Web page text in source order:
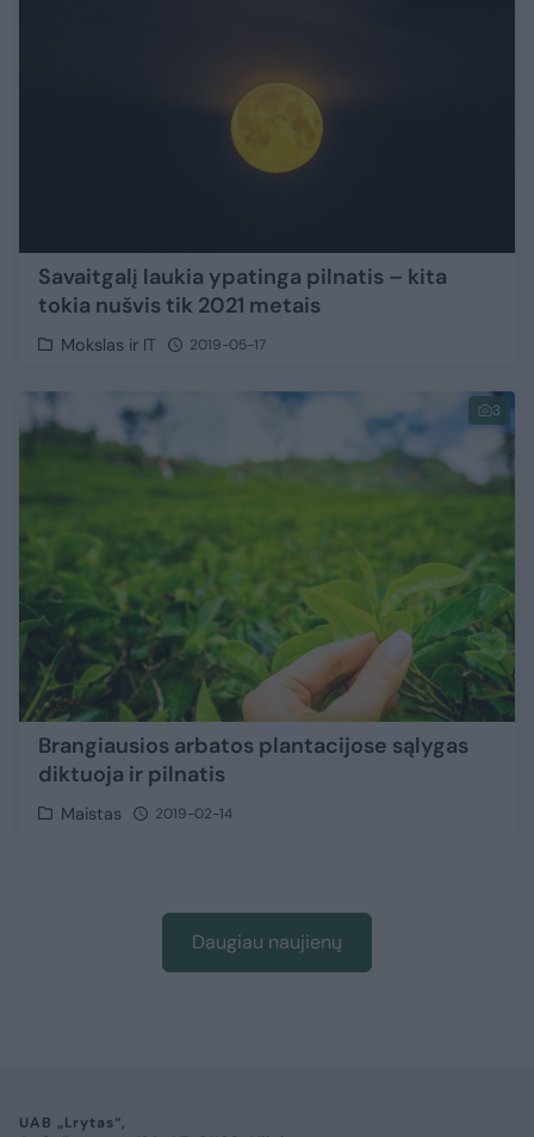
Savaitgalį laukia ypatinga pilnatis – kita
tokia nušvis tik 2021 metais
Mokslas ir IT 2019-05-17
3
Brangiausios arbatos plantacijose sąlygas
diktuoja ir pilnatis
Maistas 2019-02-14
Daugiau naujienų
UAB „Lrytas“,